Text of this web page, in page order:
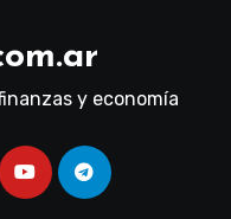
y economía